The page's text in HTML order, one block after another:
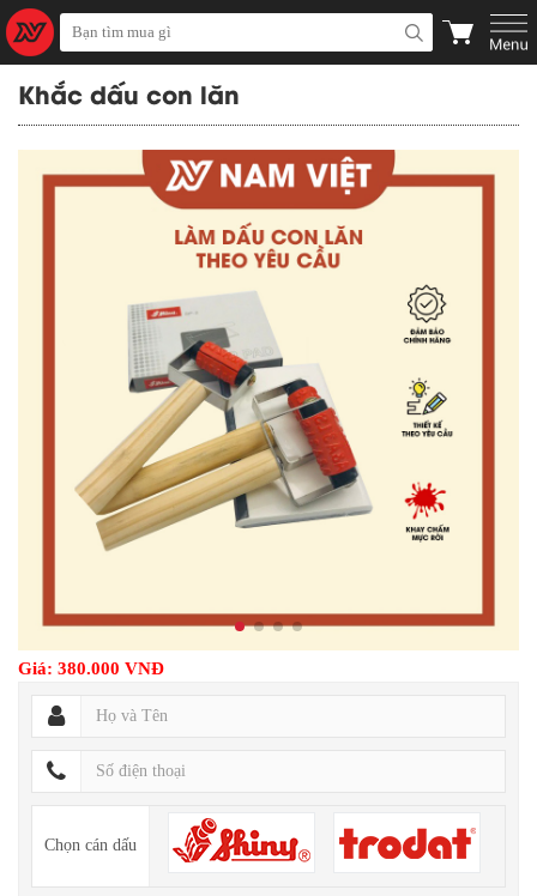
Khắc dấu con lăn
Giá: 380.000 VNĐ
Chọn cán dấu